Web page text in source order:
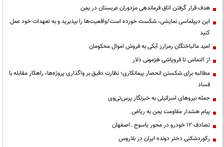
هدف قرار گرفتن اتاق‌ فرماندهی مزدوران عربستان در یمن
این دیپلماسی نمایشی، شکست خورده است/واقعیت‌ها را بپذیرید و به تعهدات خود عمل
کنید
امید مالباختگان رمزارز آبکی به فروش اموال محکومان
از التماس تا فروپاشی هژمونی دلار
مطالبه برای شکستن انحصار پیمانکاری؛ نظارت دقیق بر واگذاری پروژه‌ها، راهکار مقابله با
فساد
حمله نیروهای اسرائیلی به خبرنگار پرس‌تی‌وی
پیام هشدار مقاومت یمن به ریاض
تصادف ۱۲ خودرو در محور یاسوج ـ اصفهان
رکوردشکنی دختر دونده ایران در بلاروس